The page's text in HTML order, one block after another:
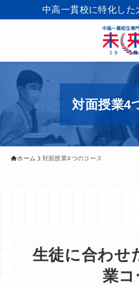
中高一貫校に特化し
対面授業4
ホーム 対面授業4つのコース
生徒に合わせ
業コ